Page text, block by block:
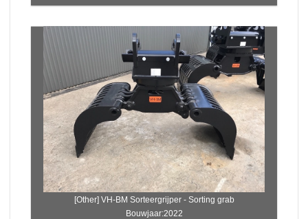
[Other] VH-BM Sorteergrijper - Sorting grab
Bouwjaar:2022